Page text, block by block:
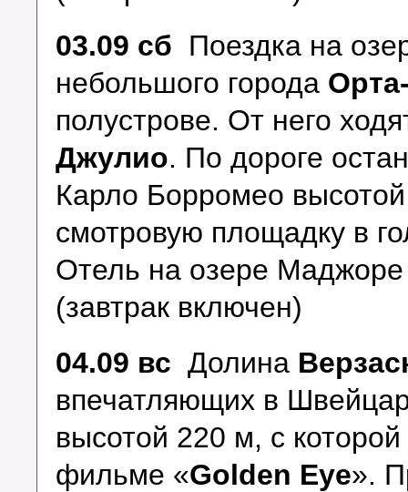
03.09 сб Поездка на
небольшого города
полустрове. От него
Джулио. По дороге
Карло Борромео
смотровую площадку в
Отель на озере
(завтрак включен)
04.09 вс Долина
впечатляющих в
высотой 220 м, с
фильме «Golden Еye».